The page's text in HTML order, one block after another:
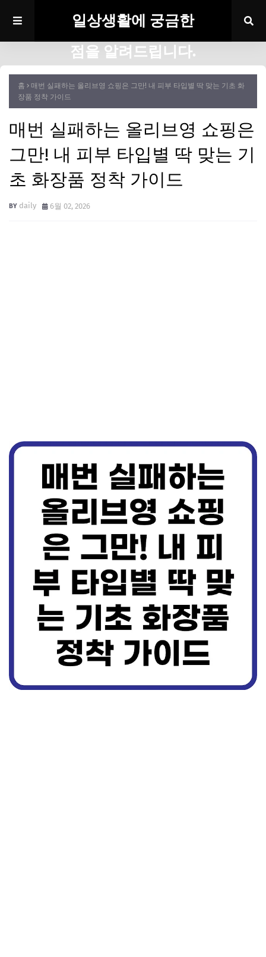
일상생활에 궁금한
점을 알려드립니다.
홈
매번 실패하는 올리브영 쇼핑은 그만! 내 피부 타입별 딱 맞는 기초 화
장품 정착 가이드
매번 실패하는 올리브영 쇼핑은
그만! 내 피부 타입별 딱 맞는 기
초 화장품 정착 가이드
daily 6월 02, 2026